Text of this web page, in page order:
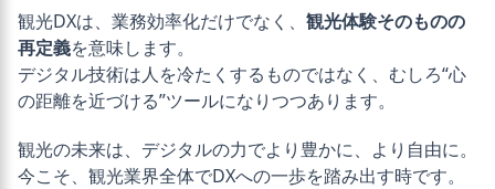
観光DXは、業務効率化だけでなく、 観光体験そのものの
再定義を意味します。
デジタル技術は人を冷たくするものではなく、むしろ“心
の距離を近づける”ツールになりつつあります。
観光の未来は、デジタルの力でより豊かに、より自由に。
今こそ、観光業界全体でDXへの一歩を踏み出す時です。